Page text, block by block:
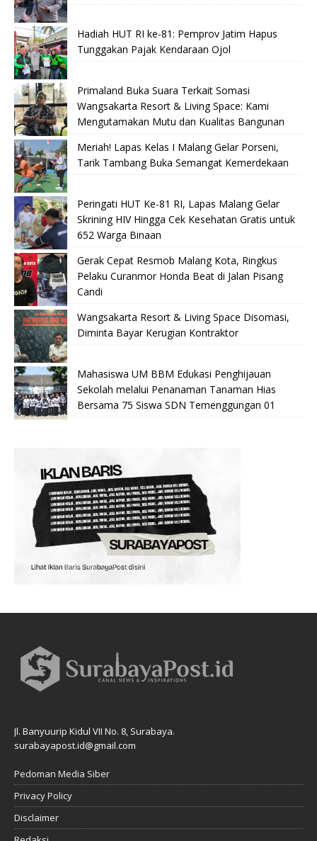
Hadiah HUT RI ke-81: Pemprov Jatim Hapus
Tunggakan Pajak Kendaraan Ojol
Primaland Buka Suara Terkait Somasi
Wangsakarta Resort & Living Space: Kami
Mengutamakan Mutu dan Kualitas Bangunan
Meriah! Lapas Kelas I Malang Gelar Porseni,
Tarik Tambang Buka Semangat Kemerdekaan
Peringati HUT Ke-81 RI, Lapas Malang Gelar
Skrining HIV Hingga Cek Kesehatan Gratis untuk
652 Warga Binaan
Gerak Cepat Resmob Malang Kota, Ringkus
Pelaku Curanmor Honda Beat di Jalan Pisang
Candi
Wangsakarta Resort & Living Space Disomasi,
Diminta Bayar Kerugian Kontraktor
Mahasiswa UM BBM Edukasi Penghijauan
Sekolah melalui Penanaman Tanaman Hias
Bersama 75 Siswa SDN Temenggungan 01
Jl. Banyuurip Kidul VII No. 8, Surabaya.
surabayapost.id@gmail.com
Pedoman Media Siber
Privacy Policy
Disclaimer